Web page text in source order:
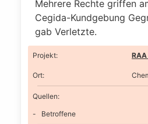
Mehrere Rechte griffen
Cegida-Kundgebung
gab Verletzte.
Projekt:
Ort:
Quellen:
Betroffene